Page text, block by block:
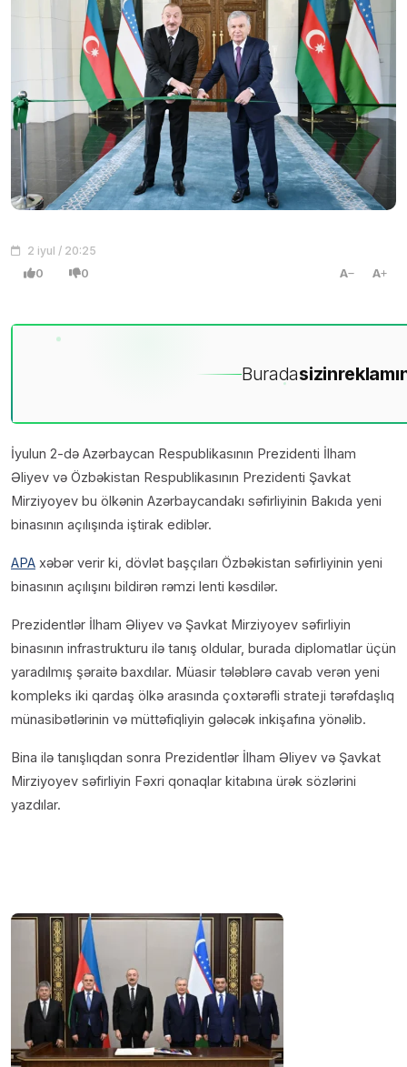
2 iyul / 20:25
0 0 A A
Buradasizin
İyulun 2-də Azərbaycan Respublikasının Prezidenti İlham
Əliyev və Özbəkistan Respublikasının Prezidenti Şavkat
Mirziyoyev bu ölkənin Azərbaycandakı səfirliyinin Bakıda yeni
binasının açılışında iştirak ediblər.
APA xəbər verir ki, dövlət başçıları Özbəkistan səfirliyinin yeni
binasının açılışını bildirən rəmzi lenti kəsdilər.
Prezidentlər İlham Əliyev və Şavkat Mirziyoyev səfirliyin
binasının infrastrukturu ilə tanış oldular, burada diplomatlar üçün
yaradılmış şəraitə baxdılar. Müasir tələblərə cavab verən yeni
kompleks iki qardaş ölkə arasında çoxtərəfli strateji tərəfdaşlıq
münasibətlərinin və müttəfiqliyin gələcək inkişafına yönəlib.
Bina ilə tanışlıqdan sonra Prezidentlər İlham Əliyev və Şavkat
Mirziyoyev səfirliyin Fəxri qonaqlar kitabına ürək sözlərini
yazdılar.